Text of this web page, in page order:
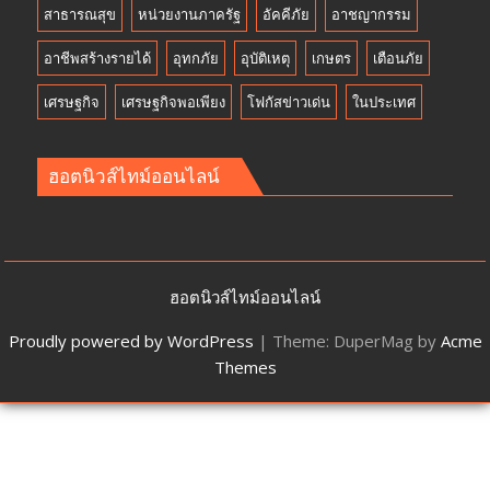
สาธารณสุข หน่วยงานภาครัฐ อัคคีภัย อาชญากรรม
อาชีพสร้างรายได้ อุทกภัย อุบัติเหตุ เกษตร เตือนภัย
เศรษฐกิจ เศรษฐกิจพอเพียง โฟกัสข่าวเด่น ในประเทศ
ฮอตนิวส์ไทม์ออนไลน์
ฮอตนิวส์ไทม์ออนไลน์
Proudly powered by WordPress | Theme: DuperMag by Acme
Themes